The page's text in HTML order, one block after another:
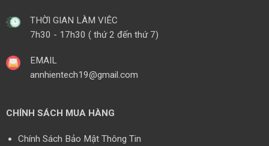
THỜI GIAN LÀM VIÊC
7h30 - 17h30 ( thứ 2 đến thứ 7)
EMAIL
annhientech19@gmail.com
CHÍNH SÁCH MUA HÀNG
Chính Sách Bảo Mật Thông Tin